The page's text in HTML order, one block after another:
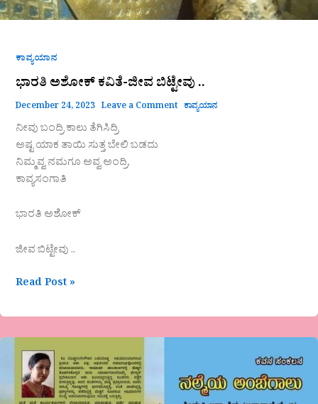
ಕಾವ್ಯಯಾನ
ಭಾರತಿ ಅಶೋಕ್ ಕವಿತೆ-ಜೀವ ಬಿಟ್ಟೇವು ..
December 24, 2023 Leave a Comment ಕಾವ್ಯಯಾನ
ನೀವು ಬಂದ್ರಿ ಕಾಲು ತೆಗಿಸಿದ್ರಿ
ಅಷ್ಟ ಯಾಕ ತಾಯಿ ಸುತ್ತ ಬೇಲಿ ಬಡದು
ನಿಮ್ಮವ್ವ ನಮಗೂ ಅವ್ವ ಅಂದ್ರಿ.
ಕಾವ್ಯಸಂಗಾತಿ
ಭಾರತಿ ಅಶೋಕ್
ಜೀವ ಬಿಟ್ಟೇವು ..
Read Post »
ಶಿವು
(ಆಶಾರಾಣಿ